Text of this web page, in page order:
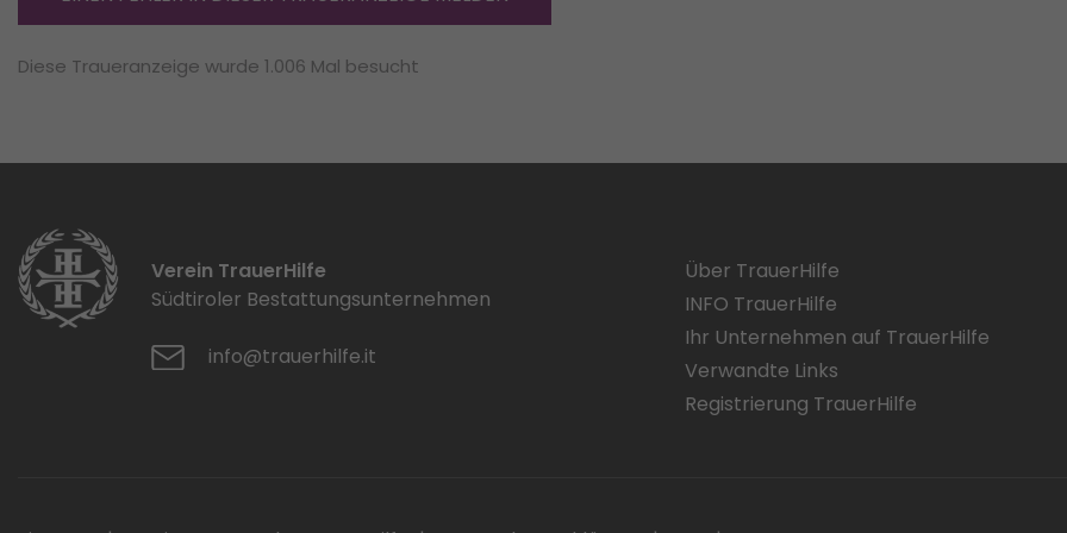
Diese Traueranzeige wurde 1.006 Mal besucht
Verein TrauerHilfe
Südtiroler Bestattungsunternehmen
info@trauerhilfe.it
Über TrauerHilfe
INFO TrauerHilfe
Ihr Unternehmen auf TrauerHilfe
Verwandte Links
Registrierung TrauerHilfe